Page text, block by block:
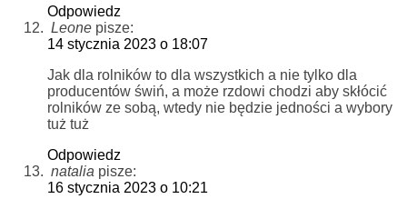
Odpowiedz
Leone pisze:
14 stycznia 2023 o 18:07
Jak dla rolników to dla wszystkich a nie tylko dla
producentów świń, a może rzdowi chodzi aby skłócić
rolników ze sobą, wtedy nie będzie jedności a wybory
tuż tuż
Odpowiedz
natalia pisze:
16 stycznia 2023 o 10:21